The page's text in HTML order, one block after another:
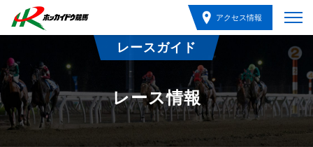
アクセス情報
レースガイド
レース情報